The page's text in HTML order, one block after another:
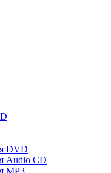
DVD
Audio CD
MP3